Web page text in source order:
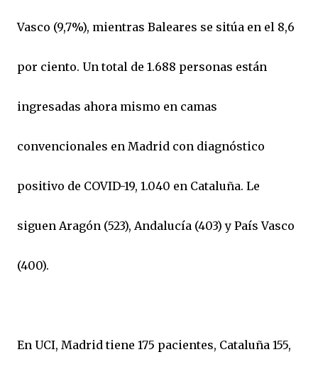
Vasco (9,7%), mientras Baleares se sitúa en el 8,6
por ciento. Un total de 1.688 personas están
ingresadas ahora mismo en camas
convencionales en Madrid con diagnóstico
positivo de COVID-19, 1.040 en Cataluña. Le
siguen Aragón (523), Andalucía (403) y País Vasco
(400).
En UCI, Madrid tiene 175 pacientes, Cataluña 155,